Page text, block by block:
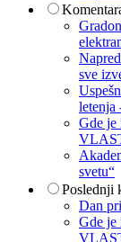
sve
letenja
Gde je
svetu“
Poslednji
Dan
Gde je